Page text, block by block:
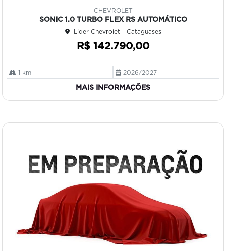
CHEVROLET
SONIC 1.0 TURBO FLEX RS AUTOMÁTICO
Lider Chevrolet - Cataguases
R$ 142.790,00
1 km 2026/2027
MAIS INFORMAÇÕES